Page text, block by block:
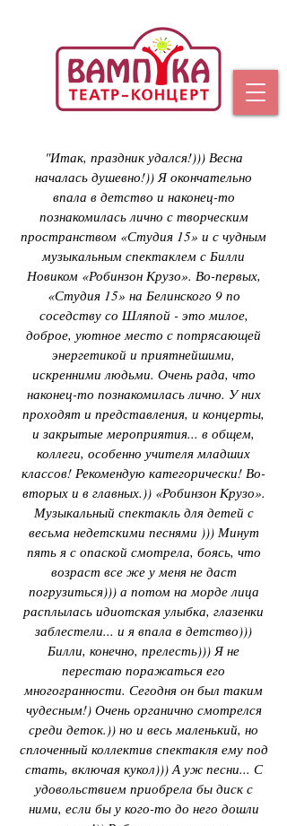
"Итак, праздник удался!))) Весна
началась душевно!)) Я окончательно
впала в детство и наконец-то
познакомилась лично с творческим
пространством «Студия 15» и с чудным
музыкальным спектаклем с Билли
Новиком «Робинзон Крузо». Во-первых,
«Студия 15» на Белинского 9 по
соседству со Шляпой - это милое,
доброе, уютное место с потрясающей
энергетикой и приятнейшими,
искренними людьми. Очень рада, что
наконец-то познакомилась лично. У них
проходят и представления, и концерты,
и закрытые мероприятия... в общем,
коллеги, особенно учителя младших
классов! Рекомендую категорически! Во-
вторых и в главных.)) «Робинзон Крузо».
Музыкальный спектакль для детей с
весьма недетскими песнями ))) Минут
пять я с опаской смотрела, боясь, что
возраст все же у меня не даст
погрузиться))) а потом на морде лица
расплылась идиотская улыбка, глазенки
заблестели... и я впала в детство)))
Билли, конечно, прелесть))) Я не
перестаю поражаться его
многогранности. Сегодня он был таким
чудесным!) Очень органично смотрелся
среди деток.)) но и весь маленький, но
сплоченный коллектив спектакля ему под
стать, включая кукол))) А уж песни... С
удовольствием приобрела бы диск с
ними, если бы у кого-то до него дошли